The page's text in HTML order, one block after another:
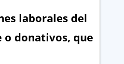
laborales del
o donativos, que